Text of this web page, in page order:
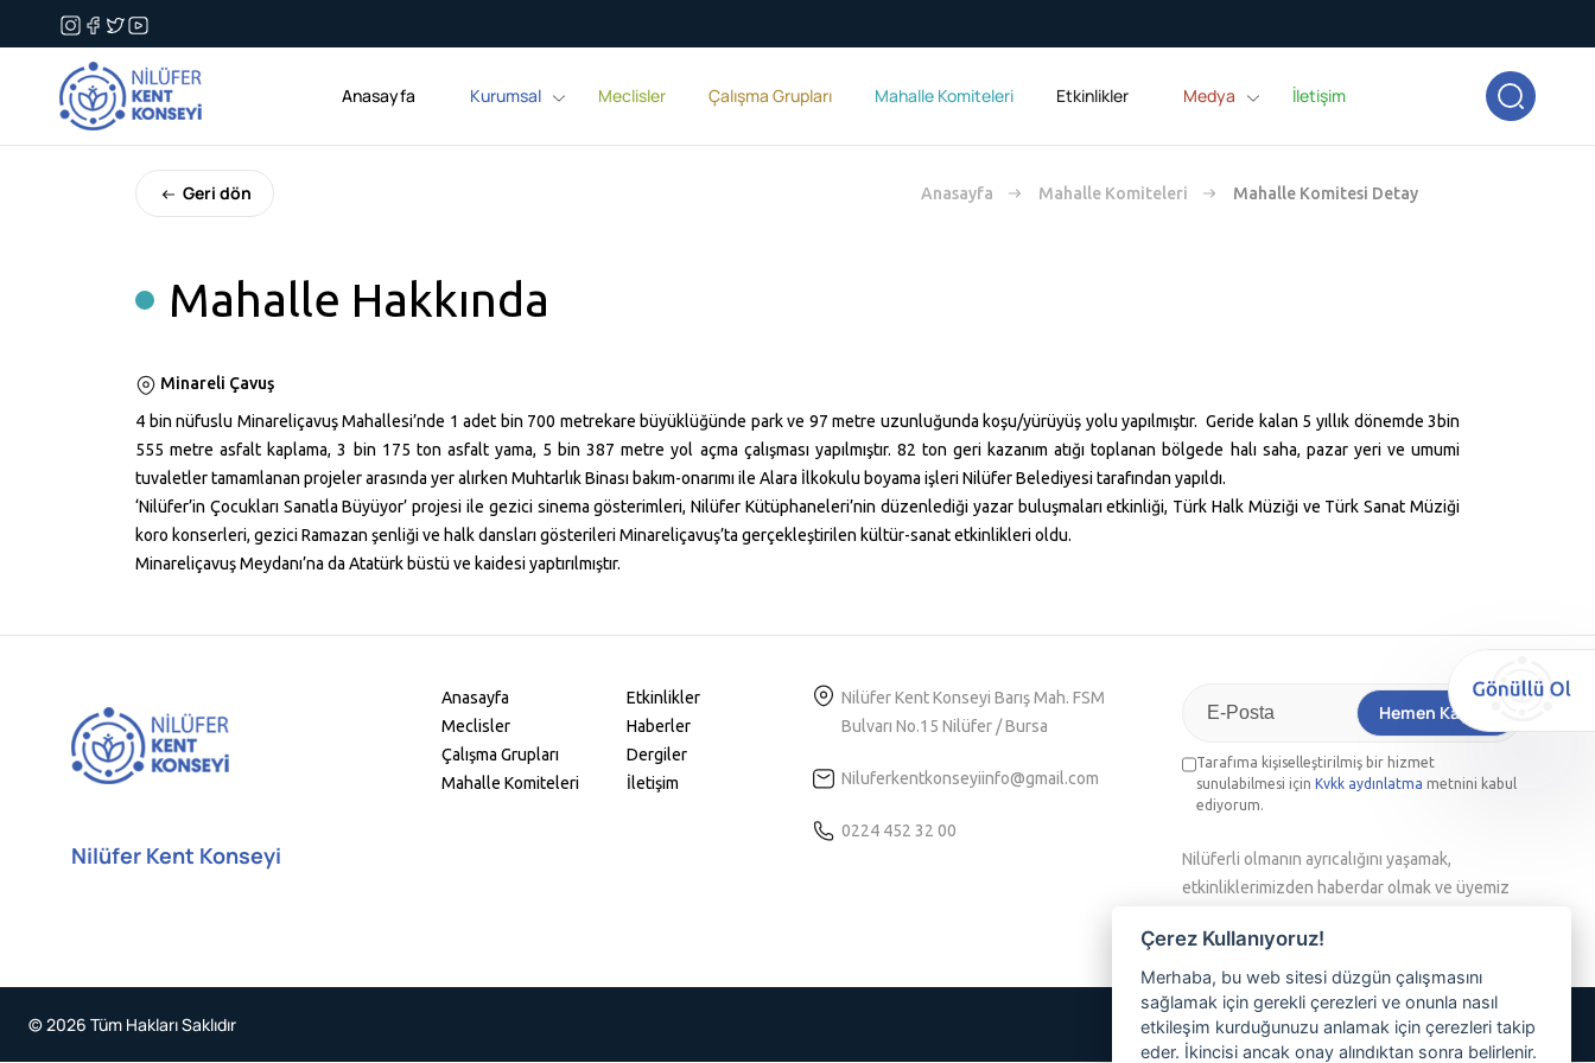
Anasayfa Kurumsal Meclisler Çalışma Grupları Mahalle Komiteleri Etkinlikler Medya İletişim
Geri dön Anasayfa Mahalle Komiteleri Mahalle Komitesi Detay
Mahalle Hakkında
Minareli Çavuş
4 bin nüfuslu Minareliçavuş Mahallesi’nde 1 adet bin 700 metrekare büyüklüğünde park ve 97 metre uzunluğunda koşu/yürüyüş yolu yapılmıştır. Geride kalan 5 yıllık dönemde 3bin
555 metre asfalt kaplama, 3 bin 175 ton asfalt yama, 5 bin387 metre yol açma çalışması yapılmıştır. 82 ton geri kazanım atığı toplanan bölgede halı saha, pazar yeri ve umumi
tuvaletler tamamlanan projeler arasında yer alırken Muhtarlık Binası bakım-onarımı ile Alara İlkokulu boyama işleri Nilüfer Belediyesi tarafından yapıldı.
‘Nilüfer’in Çocukları Sanatla Büyüyor’ projesi ile gezici sinema gösterimleri, Nilüfer Kütüphaneleri’nin düzenlediği yazar buluşmaları etkinliği, Türk Halk Müziği ve Türk Sanat Müziği
koro konserleri, gezici Ramazan şenliği ve halk dansları gösterileri Minareliçavuş’ta gerçekleştirilen kültür-sanat etkinlikleri oldu.
Minareliçavuş Meydanı’na da Atatürk büstü ve kaidesi yaptırılmıştır.
Nilüfer Kent Konseyi
Anasayfa
Meclisler
Çalışma Grupları
Mahalle Komiteleri
Etkinlikler
Haberler
Dergiler
İletişim
Nilüfer Kent Konseyi Barış Mah. FSM
Bulvarı No.15 Nilüfer / Bursa
Niluferkentkonseyiinfo@gmail.com
0224 452 32 00
Hemen Kaydol
Tarafıma kişiselleştirilmiş bir hizmet
sunulabilmesi içinKvkk aydınlatmametnini kabul
ediyorum.
Nilüferli olmanın ayrıcalığını yaşamak,
etkinliklerimizden haberdar olmak ve üyemiz
yazınız
© 2026 Tüm Hakları Saklıdır
Çerez Kullanıyoruz!
Merhaba, bu web sitesi düzgün çalışmasını
sağlamak için gerekli çerezleri ve onunla nasıl
etkileşim kurduğunuzu anlamak için çerezleri takip
eder. İkincisi ancak onay alındıktan sonra belirlenir.